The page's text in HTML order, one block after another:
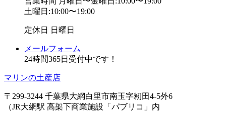
土曜日:10:00〜19:00
定休日 日曜日
メールフォーム
24時間365日受付中です！
マリンの土産店
〒299-3244 千葉県大網白里市南玉字籾田4-5外6
（JR大網駅 高架下商業施設「パブリコ」内